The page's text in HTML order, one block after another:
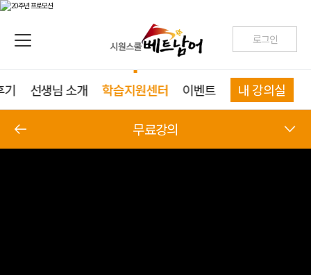
로그인
기 선생님 소개 학습지원센터 이벤트 내 강의실
무료강의